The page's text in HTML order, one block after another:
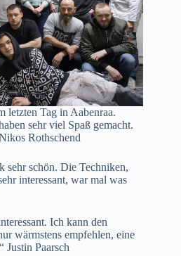
letzten Tag in Aabenraa.
sehr viel Spaß gemacht.
Rothschend
sehr schön. Die Techniken,
interessant, war mal was
Ich kann den
wärmstens empfehlen, eine
Justin Paarsch